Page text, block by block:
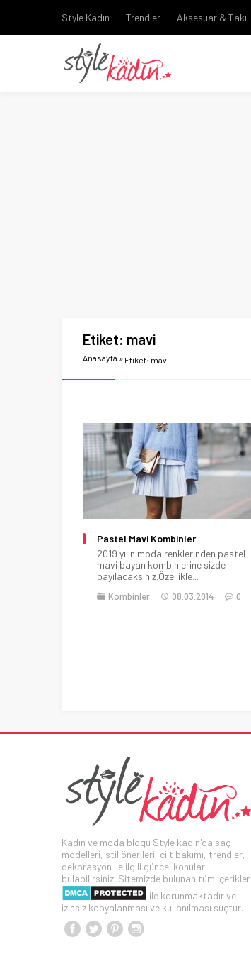
Style Kadın Trendler Aksesuar & Takı
Etiket: mavi
Anasayfa » Etiket: mavi
Pastel Mavi Kombinler
2019 yılın moda renklerinden pastel
mavi bayan kombinlerine sizde
bayılacaksınız.Özellikle...
Kombinler 08.03.2014 0
Kadın ve moda blogu Style kadın'da saç
modelleri, stil önerileri, cilt bakımı, trendler,
dekorasyon ile ilgili güncel konular
bulabilirsiniz. Sitemizde bulunan tüm içerikler
ile korunmaktadır ve
izinsiz kopyalanması ve kullanılması suçtur.